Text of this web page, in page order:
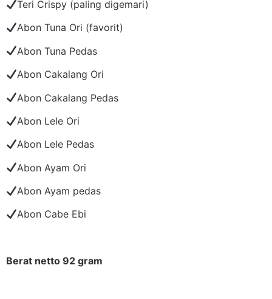
Teri Crispy (paling digemari)
Abon Tuna Ori (favorit)
Abon Tuna Pedas
Abon Cakalang Ori
Abon Cakalang Pedas
Abon Lele Ori
Abon Lele Pedas
Abon Ayam Ori
Abon Ayam pedas
Abon Cabe Ebi
Berat netto 92 gram